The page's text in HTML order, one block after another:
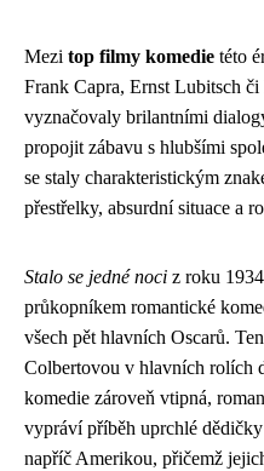
Mezi top filmy komedie této
Frank Capra, Ernst Lubitsch
vyznačovaly brilantními
propojit zábavu s hlubšími
se staly charakteristickým
přestřelky, absurdní situace a
Stalo se jedné noci z roku
průkopníkem romantické
všech pět hlavních Oscarů.
Colbertovou v hlavních rolích
komedie zároveň vtipná,
vypráví příběh uprchlé dědičky
napříč Amerikou, přičemž